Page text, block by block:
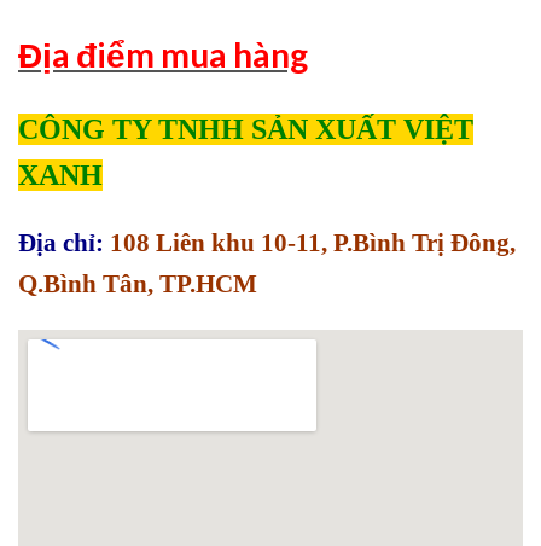
Địa điểm mua hàng
CÔNG TY TNHH SẢN XUẤT VIỆT
XANH
Địa chỉ: 108 Liên khu 10-11, P.Bình Trị Đông,
Q.Bình Tân, TP.HCM